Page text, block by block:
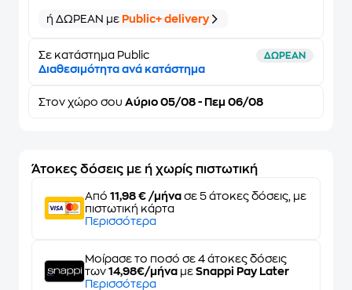
ή ΔΩΡΕΑΝ με Public+ delivery
Σε κατάστημα Public ΔΩΡΕΑΝ
Διαθεσιμότητα ανά κατάστημα
Στον χώρο σου Αύριο 05/08 - Πεμ 06/08
Άτοκες δόσεις με ή χωρίς πιστωτική
Από 11,98 € /μήνα σε 5 άτοκες δόσεις, με
πιστωτική κάρτα
Περισσότερα
Μοίρασε το ποσό σε 4 άτοκες δόσεις
των 14,98€/μήνα με Snappi Pay Later
Περισσότερα